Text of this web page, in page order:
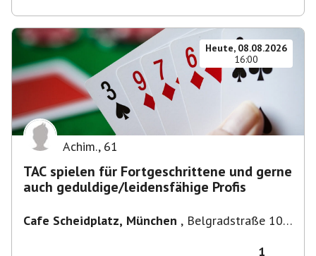
Heute, 08.08.2026
16:00
Achim., 61
TAC spielen für Fortgeschrittene und gerne
auch geduldige/leidensfähige Profis
Cafe Scheidplatz, München , Belgradstraße 104,
1